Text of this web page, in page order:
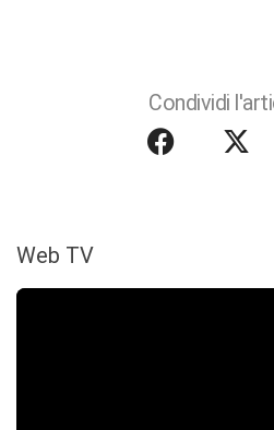
Condividi
Web TV